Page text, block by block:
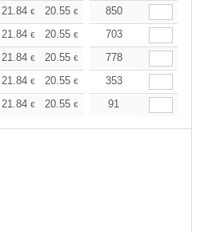
21.84 € 20.55 € 19.27€
850
21.84 € 20.55 € 19.27€
703
21.84 € 20.55 € 19.27€
778
21.84 € 20.55 € 19.27€
353
21.84 € 20.55 € 19.27€
91